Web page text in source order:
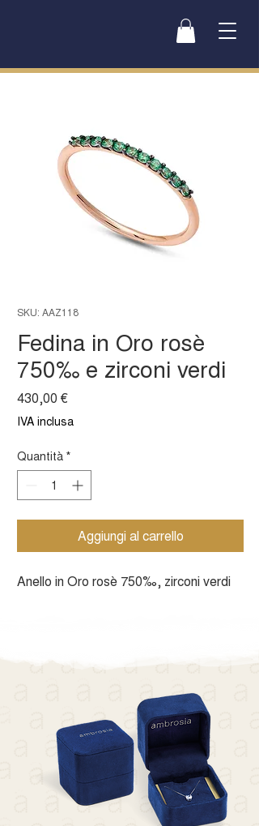
SKU: AAZ118
Fedina in Oro rosè
750‰ e zirconi verdi
430,00 €Prezzo
IVA inclusa
Quantità *
Aggiungi al carrello
Anello in Oro rosè 750‰, zirconi verdi